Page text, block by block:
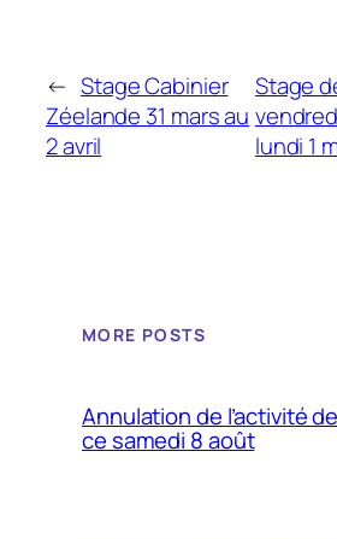
← Stage Cabinier
Zéelande 31 mars au
2 avril
Stage
lundi 1
MORE POSTS
Annulation de l’activité de
ce samedi 8 août